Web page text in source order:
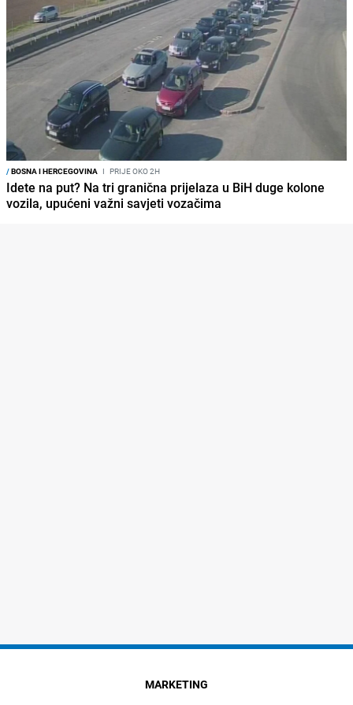
/BOSNA I HERCEGOVINA I PRIJE OKO 2H
Idete na put? Na tri granična prijelaza u BiH duge kolone
vozila, upućeni važni savjeti vozačima
MARKETING